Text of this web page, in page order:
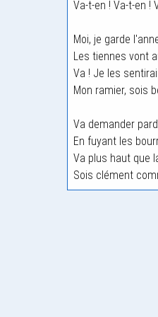
Va-t-en ! Va-t-en !
Moi, je garde
Les tiennes vont
Va ! Je les
Mon ramier, sois
Va demander
En fuyant les
Va plus haut que
Sois clément